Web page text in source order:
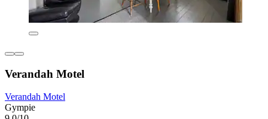
Verandah Motel
Verandah Motel
Gympie